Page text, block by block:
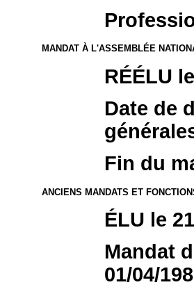
MANDAT À L'ASSEMBLÉE
RÉÉLU
Date de
Fin du
ANCIENS MANDATS ET
ÉLU le
Mandat
01/04/